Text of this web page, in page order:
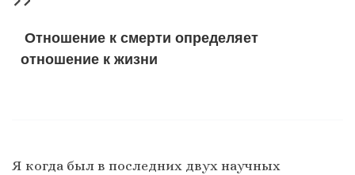
Отношение к смерти определяет
отношение к жизни
Я когда был в последних двух научных